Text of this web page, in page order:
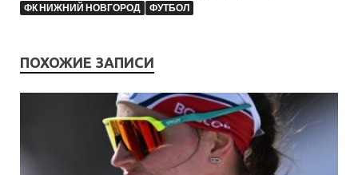
ФК НИЖНИЙ НОВГОРОД
ФУТБОЛ
ПОХОЖИЕ ЗАПИСИ